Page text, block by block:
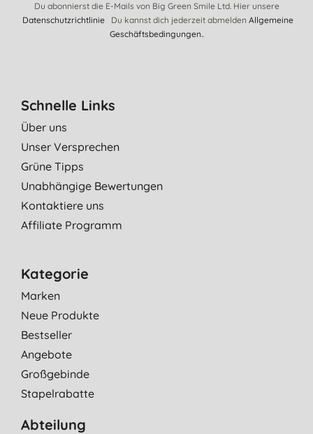
Du abonnierst die E-Mails von Big Green Smile Ltd. Hier unsere
DatenschutzrichtlinieDu kannst dich jederzeit abmelden Allgemeine
Geschäftsbedingungen..
Schnelle Links
Über uns
Unser Versprechen
Grüne Tipps
Unabhängige Bewertungen
Kontaktiere uns
Affiliate Programm
Kategorie
Marken
Neue Produkte
Bestseller
Angebote
Großgebinde
Stapelrabatte
Abteilung